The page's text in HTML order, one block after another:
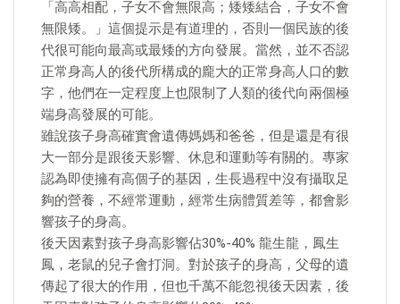
「高高相配，子女不會無限高；矮矮結合，子女不會
無限矮。」這個提示是有道理的，否則一個民族的後
代很可能向最高或最矮的方向發展。當然，並不否認
正常身高人的後代所構成的龐大的正常身高人口的數
字，他們在一定程度上也限制了人類的後代向兩個極
端身高發展的可能。
雖說孩子身高確實會遺傳媽媽和爸爸，但是還是有很
大一部分是跟後天影響、休息和運動等有關的。專家
認為即使擁有高個子的基因，生長過程中沒有攝取足
夠的營養，不經常運動，經常生病體質差等，都會影
響孩子的身高。
後天因素對孩子身高影響佔30%-40% 龍生龍，鳳生
鳳，老鼠的兒子會打洞。對於孩子的身高，父母的遺
傳起了很大的作用，但也千萬不能忽視後天因素，後